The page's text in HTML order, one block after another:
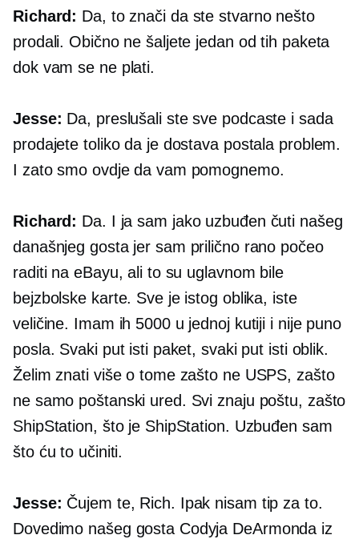
Richard: Da, to znači da ste stvarno nešto
prodali. Obično ne šaljete jedan od tih paketa
dok vam se ne plati.
Jesse: Da, preslušali ste sve podcaste i sada
prodajete toliko da je dostava postala problem.
I zato smo ovdje da vam pomognemo.
Richard: Da. I ja sam jako uzbuđen čuti našeg
današnjeg gosta jer sam prilično rano počeo
raditi na eBayu, ali to su uglavnom bile
bejzbolske karte. Sve je istog oblika, iste
veličine. Imam ih 5000 u jednoj kutiji i nije puno
posla. Svaki put isti paket, svaki put isti oblik.
Želim znati više o tome zašto ne USPS, zašto
ne samo poštanski ured. Svi znaju poštu, zašto
ShipStation, što je ShipStation. Uzbuđen sam
što ću to učiniti.
Jesse: Čujem te, Rich. Ipak nisam tip za to.
Dovedimo našeg gosta Codyja DeArmonda iz